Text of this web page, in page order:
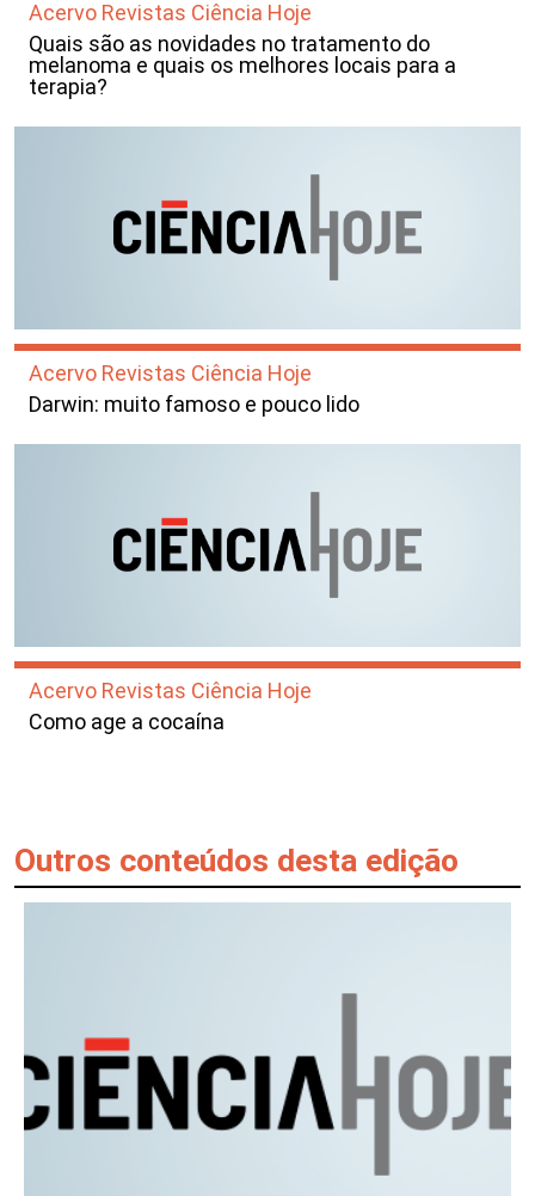
Acervo Revistas Ciência Hoje
Quais são as novidades no tratamento do
melanoma e quais os melhores locais para a
terapia?
Acervo Revistas Ciência Hoje
Darwin: muito famoso e pouco lido
Acervo Revistas Ciência Hoje
Como age a cocaína
Outros conteúdos desta edição